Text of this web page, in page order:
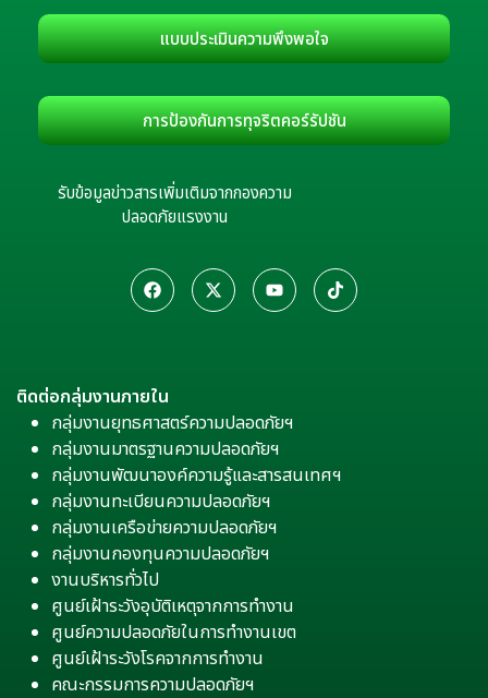
แบบประเมินความพึงพอใจ
การป้องกันการทุจริตคอร์รัปชัน
รับข้อมูลข่าวสารเพิ่มเติมจากกองความ
ปลอดภัยแรงงาน
ติดต่อกลุ่มงานภายใน
กลุ่มงานยุทธศาสตร์ความปลอดภัยฯ
กลุ่มงานมาตรฐานความปลอดภัยฯ
กลุ่มงานพัฒนาองค์ความรู้และสารสนเทศฯ
กลุ่มงานทะเบียนความปลอดภัยฯ
กลุ่มงานเครือข่ายความปลอดภัยฯ
กลุ่มงานกองทุนความปลอดภัยฯ
งานบริหารทั่วไป
ศูนย์เฝ้าระวังอุบัติเหตุจากการทำงาน
ศูนย์ความปลอดภัยในการทำงานเขต
ศูนย์เฝ้าระวังโรคจากการทำงาน
คณะกรรมการความปลอดภัยฯ